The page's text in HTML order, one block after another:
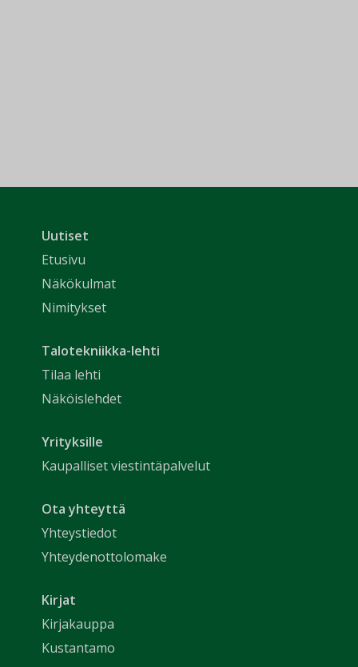
Uutiset
Etusivu
Näkökulmat
Nimitykset
Talotekniikka-lehti
Tilaa lehti
Näköislehdet
Yrityksille
Kaupalliset viestintäpalvelut
Ota yhteyttä
Yhteystiedot
Yhteydenottolomake
Kirjat
Kirjakauppa
Kustantamo